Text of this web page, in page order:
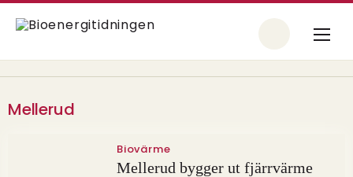
Mellerud
Biovärme
Mellerud bygger ut fjärrvärme